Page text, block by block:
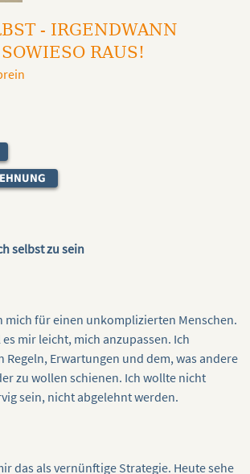
- IRGENDWANN
RAUS!
selbst zu sein
mich für einen unkomplizierten Menschen.
mir leicht, mich anzupassen. Ich
Erwartungen und dem, was andere
zu wollen schienen. Ich wollte nicht
sein, nicht abgelehnt werden.
das als vernünftige Strategie. Heute sehe